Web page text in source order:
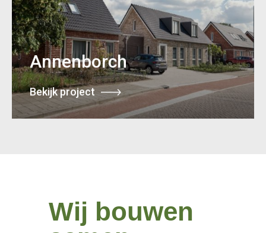
Annenborch
Bekijk project
Wij bouwen